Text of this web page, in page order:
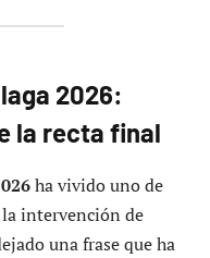
2026:
la recta final
ha vivido uno de
intervención de
una frase que ha